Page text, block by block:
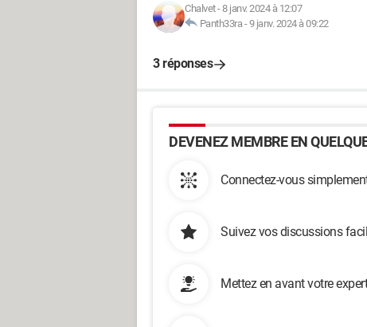
Chalvet-8 janv. 2024 à 12:07
Panth33ra-9 janv. 2024 à 09:22
3 réponses
DEVENEZ MEMBRE EN
Connectez-vous
Suivez vos discussions
Mettez en avant votre